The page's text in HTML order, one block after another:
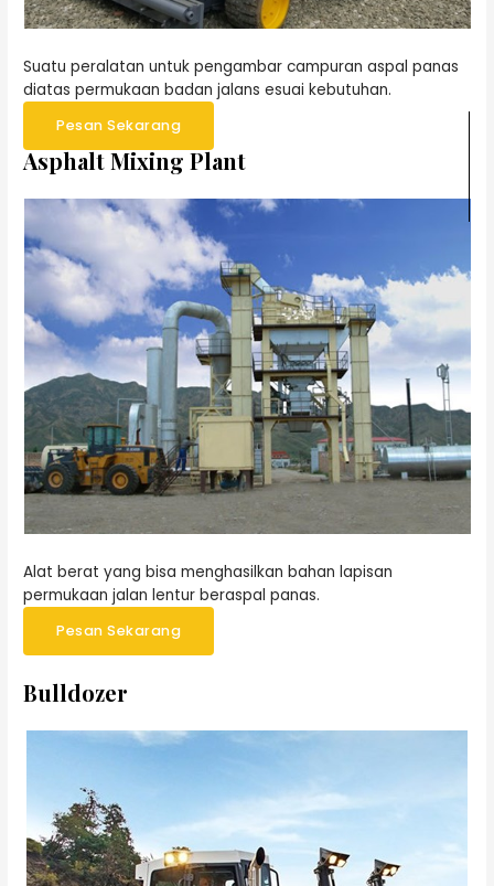
Suatu peralatan untuk pengambar campuran aspal panas
diatas permukaan badan jalans esuai kebutuhan.
Pesan Sekarang
Asphalt Mixing Plant
Alat berat yang bisa menghasilkan bahan lapisan
permukaan jalan lentur beraspal panas.
Pesan Sekarang
Bulldozer